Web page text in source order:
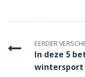
EERDER
In deze 5
wintersport